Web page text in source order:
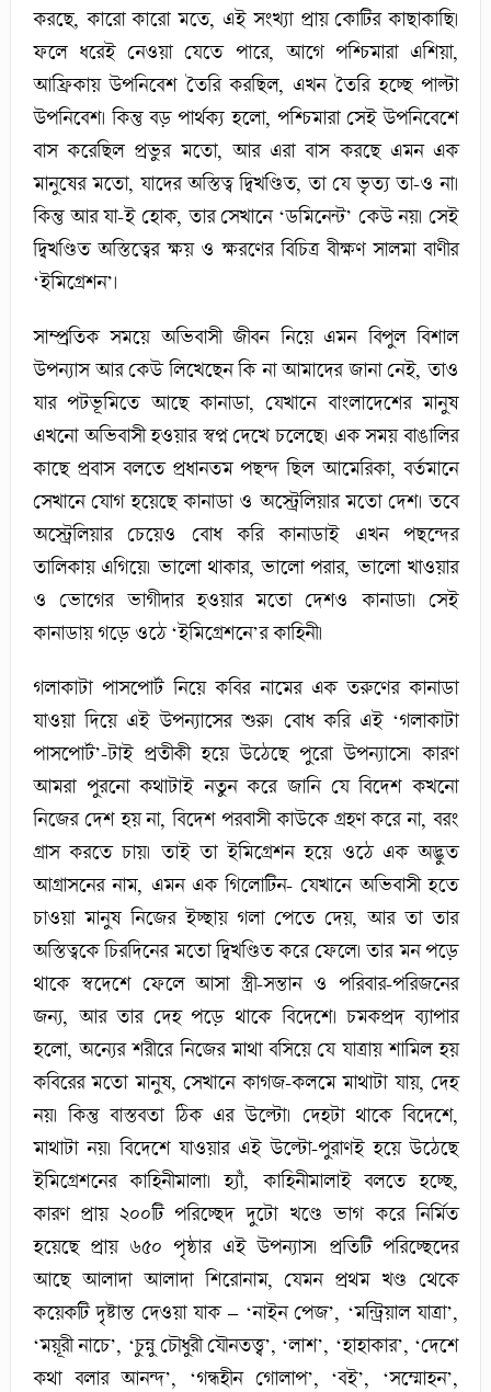
করছে, কারো কারো মতে, এই সংখ্যা প্রায় কোটির কাছাকাছি।
ফলে ধরেই নেওয়া যেতে পারে, আগে পশ্চিমারা এশিয়া,
আফ্রিকায় উপনিবেশ তৈরি করছিল, এখন তৈরি হচ্ছে পাল্টা
উপনিবেশ। কিন্তু বড় পার্থক্য হলো, পশ্চিমারা সেই উপনিবেশে
বাস করেছিল প্রভুর মতো, আর এরা বাস করছে এমন এক
মানুষের মতো, যাদের অস্তিত্ব দ্বিখণ্ডিত, তা যে ভৃত্য তা-ও না।
কিন্তু আর যা-ই হোক, তার সেখানে ‘ডমিনেন্ট’ কেউ নয়। সেই
দ্বিখণ্ডিত অস্তিত্বের ক্ষয় ও ক্ষরণের বিচিত্র বীক্ষণ সালমা বাণীর
‘ইমিগ্রেশন’।
সাম্প্রতিক সময়ে অভিবাসী জীবন নিয়ে এমন বিপুল বিশাল
উপন্যাস আর কেউ লিখেছেন কি না আমাদের জানা নেই, তাও
যার পটভূমিতে আছে কানাডা, যেখানে বাংলাদেশের মানুষ
এখনো অভিবাসী হওয়ার স্বপ্ন দেখে চলেছে। এক সময় বাঙালির
কাছে প্রবাস বলতে প্রধানতম পছন্দ ছিল আমেরিকা, বর্তমানে
সেখানে যোগ হয়েছে কানাডা ও অস্ট্রেলিয়ার মতো দেশ। তবে
অস্ট্রেলিয়ার চেয়েও বোধ করি কানাডাই এখন পছন্দের
তালিকায় এগিয়ে। ভালো থাকার, ভালো পরার, ভালো খাওয়ার
ও ভোগের ভাগীদার হওয়ার মতো দেশও কানাডা। সেই
কানাডায় গড়ে ওঠে ‘ইমিগ্রেশনে’র কাহিনী।
গলাকাটা পাসপোর্ট নিয়ে কবির নামের এক তরুণের কানাডা
যাওয়া দিয়ে এই উপন্যাসের শুরু। বোধ করি এই ‘গলাকাটা
পাসপোর্ট’-টাই প্রতীকী হয়ে উঠেছে পুরো উপন্যাসে। কারণ
আমরা পুরনো কথাটাই নতুন করে জানি যে বিদেশ কখনো
নিজের দেশ হয় না, বিদেশ পরবাসী কাউকে গ্রহণ করে না, বরং
গ্রাস করতে চায়। তাই তা ইমিগ্রেশন হয়ে ওঠে এক অদ্ভুত
আগ্রাসনের নাম, এমন এক গিলোটিন- যেখানে অভিবাসী হতে
চাওয়া মানুষ নিজের ইচ্ছায় গলা পেতে দেয়, আর তা তার
অস্তিত্বকে চিরদিনের মতো দ্বিখণ্ডিত করে ফেলে। তার মন পড়ে
থাকে স্বদেশে ফেলে আসা স্ত্রী-সন্তান ও পরিবার-পরিজনের
জন্য, আর তার দেহ পড়ে থাকে বিদেশে। চমকপ্রদ ব্যাপার
হলো, অন্যের শরীরে নিজের মাথা বসিয়ে যে যাত্রায় শামিল হয়
কবিরের মতো মানুষ, সেখানে কাগজ-কলমে মাথাটা যায়, দেহ
নয়। কিন্তু বাস্তবতা ঠিক এর উল্টো। দেহটা থাকে বিদেশে,
মাথাটা নয়। বিদেশে যাওয়ার এই উল্টো-পুরাণই হয়ে উঠেছে
ইমিগ্রেশনের কাহিনীমালা। হ্যাঁ, কাহিনীমালাই বলতে হচ্ছে,
কারণ প্রায় ২০০টি পরিচ্ছেদ দুটো খণ্ডে ভাগ করে নির্মিত
হয়েছে প্রায় ৬৫০ পৃষ্ঠার এই উপন্যাস। প্রতিটি পরিচ্ছেদের
আছে আলাদা আলাদা শিরোনাম, যেমন প্রথম খণ্ড থেকে
কয়েকটি দৃষ্টান্ত দেওয়া যাক – ‘নাইন পেজ’, ‘মন্ট্রিয়াল যাত্রা’,
‘ময়ূরী নাচে’, ‘চুন্নু চৌধুরী যৌনতত্ত্ব’, ‘লাশ’, ‘হাহাকার’, ‘দেশে
কথা বলার আনন্দ’, ‘গন্ধহীন গোলাপ’, ‘বই’, ‘সম্মোহন’,